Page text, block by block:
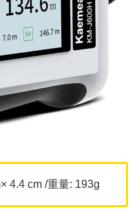
4.4 cm /重量: 193g